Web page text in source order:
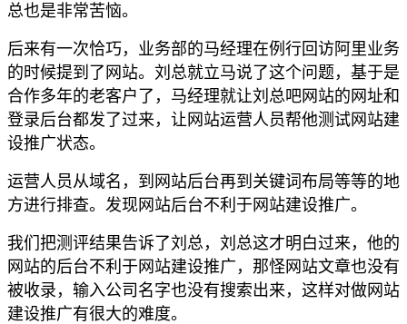
总也是非常苦恼。
后来有一次恰巧，业务部的马经理在例行回访阿里业务
的时候提到了网站。刘总就立马说了这个问题，基于是
合作多年的老客户了，马经理就让刘总吧网站的网址和
登录后台都发了过来，让网站运营人员帮他测试网站建
设推广状态。
运营人员从域名，到网站后台再到关键词布局等等的地
方进行排查。发现网站后台不利于网站建设推广。
我们把测评结果告诉了刘总，刘总这才明白过来，他的
网站的后台不利于网站建设推广，那怪网站文章也没有
被收录，输入公司名字也没有搜索出来，这样对做网站
建设推广有很大的难度。